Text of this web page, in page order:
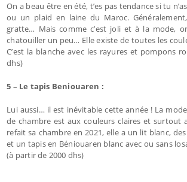
On a beau être en été, t’es pas tendance si tu
ou un plaid en laine du Maroc.
gratte… Mais comme c’est joli et à la mode,
chatouiller un peu… Elle existe de toutes les
C’est la blanche avec les rayures et pompons
dhs)
5 – Le tapis Beniouaren :
Lui aussi… il est inévitable cette année ! La
de chambre est aux couleurs claires et surtout
refait sa chambre en 2021, elle a un lit blanc,
et un tapis en Béniouaren blanc avec ou sans
(à partir de 2000 dhs)